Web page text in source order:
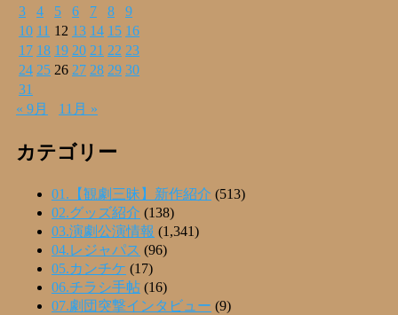
3
4 5 6 7 8
9
10 11 12 13 14 15 16
17 18 19 20 21 22 23
24 25 26 27 28 29 30
31
« 9月
11月 »
カテゴリー
01.【観劇三昧】新作紹介 (513)
02.グッズ紹介 (138)
03.演劇公演情報 (1,341)
04.レジャパス (96)
05.カンチケ (17)
06.チラシ手帖 (16)
07.劇団突撃インタビュー (9)